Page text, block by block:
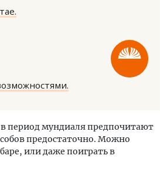
период мундиаля предпочитают
предостаточно. Можно
или даже поиграть в